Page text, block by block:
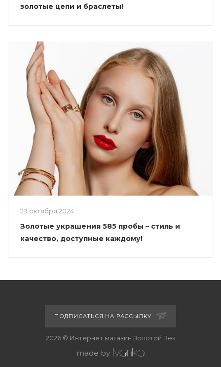
золотые цепи и браслеты!
29 октября 2024
Золотые украшения 585 пробы – стиль и
качество, доступные каждому!
ПОДПИСАТЬСЯ НА РАССЫЛКУ
2026 © Интернет магазин Золотой Век
made by